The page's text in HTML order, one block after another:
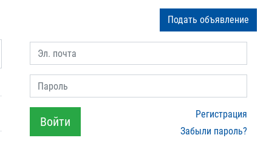
Подать объявление
Эл. почта
Пароль
Войти
Регистрация
Забыли пароль?